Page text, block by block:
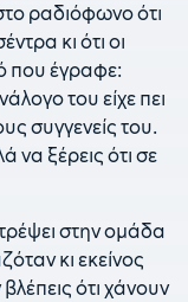
ραδιόφωνο ότι
κι ότι οι
που έγραφε:
του είχε πει
συγγενείς του.
ξέρεις ότι σε
στην ομάδα
κι εκείνος
ότι χάνουν